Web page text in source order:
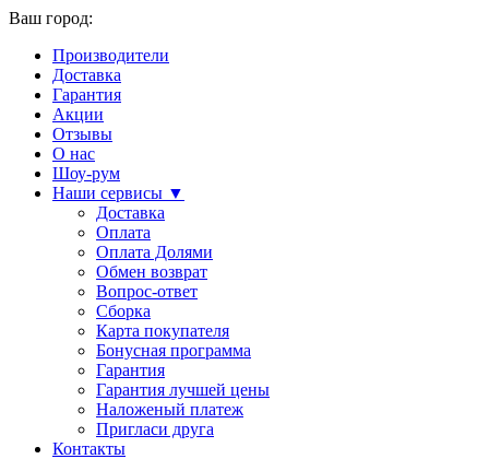
Ваш город:
Производители
Доставка
Гарантия
Акции
Отзывы
О нас
Шоу-рум
Наши сервисы ▼
Доставка
Оплата
Оплата Долями
Обмен возврат
Вопрос-ответ
Сборка
Карта покупателя
Бонусная программа
Гарантия
Гарантия лучшей цены
Наложеный платеж
Пригласи друга
Контакты